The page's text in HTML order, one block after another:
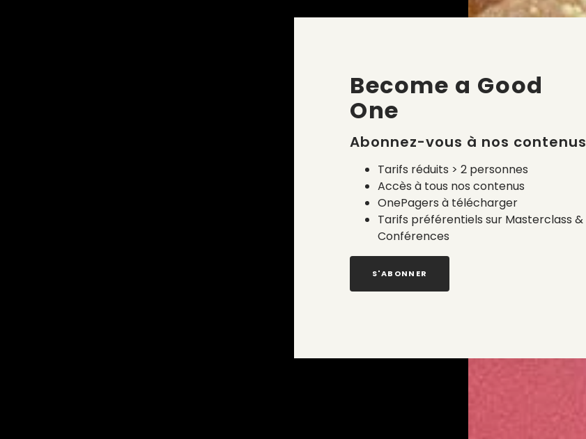
Become a Good
One
Abonnez-vous à nos contenus
Tarifs réduits > 2 personnes
Accès à tous nos contenus
OnePagers à télécharger
Tarifs préférentiels sur Masterclass &
Conférences
S'ABONNER